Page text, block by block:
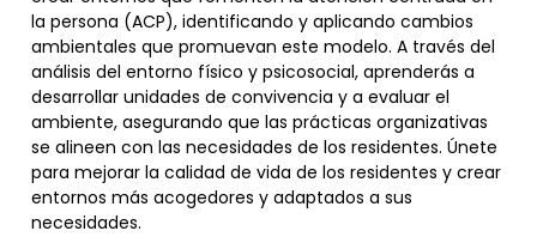
la persona (ACP), identificando y aplicando cambios
ambientales que promuevan este modelo. A través del
análisis del entorno físico y psicosocial, aprenderás a
desarrollar unidades de convivencia y a evaluar el
ambiente, asegurando que las prácticas organizativas
se alineen con las necesidades de los residentes. Únete
para mejorar la calidad de vida de los residentes y crear
entornos más acogedores y adaptados a sus
necesidades.